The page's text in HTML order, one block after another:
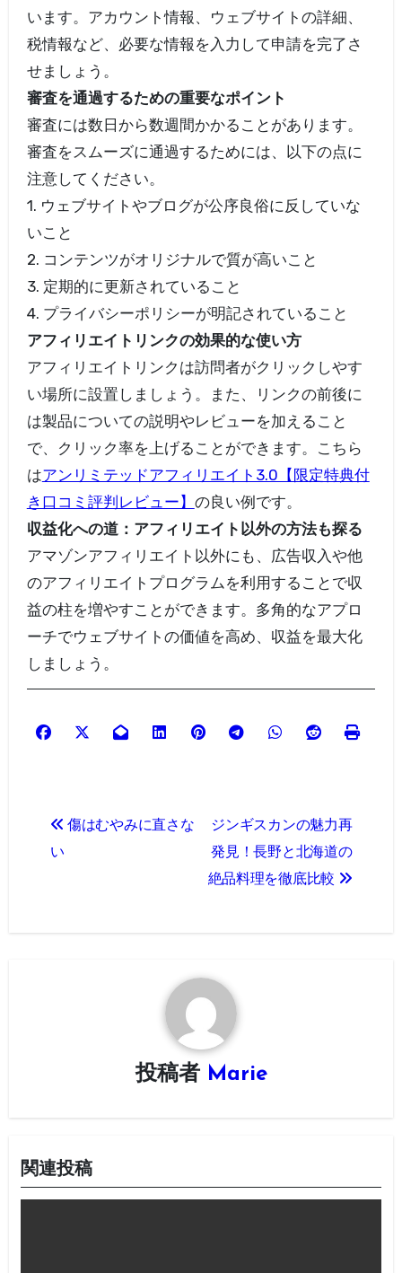
います。アカウント情報、ウェブサイトの詳細、
税情報など、必要な情報を入力して申請を完了さ
せましょう。
審査を通過するための重要なポイント
審査には数日から数週間かかることがあります。
審査をスムーズに通過するためには、以下の点に
注意してください。
1. ウェブサイトやブログが公序良俗に反していな
いこと
2. コンテンツがオリジナルで質が高いこと
3. 定期的に更新されていること
4. プライバシーポリシーが明記されていること
アフィリエイトリンクの効果的な使い方
アフィリエイトリンクは訪問者がクリックしやす
い場所に設置しましょう。また、リンクの前後に
は製品についての説明やレビューを加えること
で、クリック率を上げることができます。こちら
はアンリミテッドアフィリエイト3.0【限定特典付
き口コミ評判レビュー】 の良い例です。
収益化への道：アフィリエイト以外の方法も探る
アマゾンアフィリエイト以外にも、広告収入や他
のアフィリエイトプログラムを利用することで収
益の柱を増やすことができます。多角的なアプロ
ーチでウェブサイトの価値を高め、収益を最大化
しましょう。
稿
傷はむやみに直さな
い
ジンギスカンの魅力再
発見！長野と北海道の
絶品料理を徹底比較
投稿者 Marie
関連投稿